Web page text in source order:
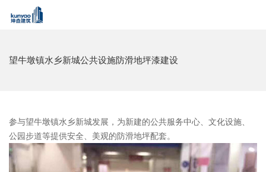
望牛墩镇水乡新城公共设施防滑地坪漆建设
参与望牛墩镇水乡新城发展，为新建的公共服务中心、文化设施、
公园步道等提供安全、美观的防滑地坪配套。